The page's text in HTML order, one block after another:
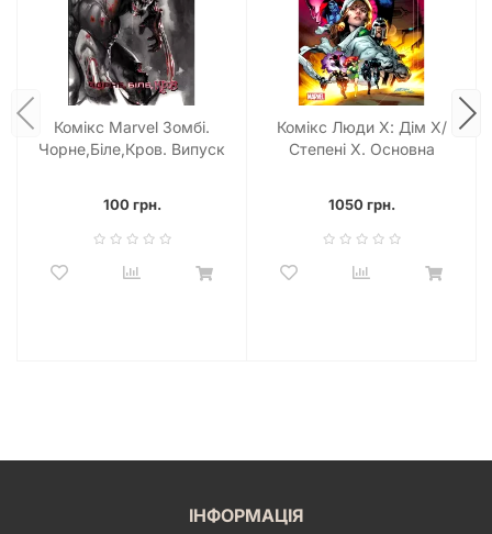
Комікс Marvel Зомбі.
Чорне,Біле,Кров. Випуск
100 грн.
Комікс Люди Х: Дім Х/
Степені Х. Основна
1050 грн.
ІНФОРМАЦІЯ